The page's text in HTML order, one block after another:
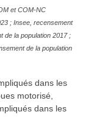
et COM-NC
; Insee, recensement
de la population 2017 ;
de la population
dans les
motorisé,
dans les